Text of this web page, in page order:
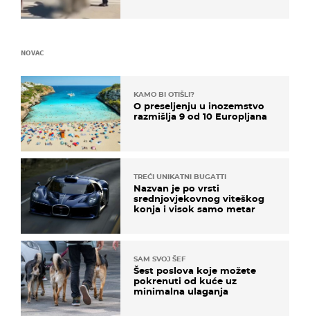
NOVAC
KAMO BI OTIŠLI?
O preseljenju u inozemstvo
razmišlja 9 od 10 Europljana
TREĆI UNIKATNI BUGATTI
Nazvan je po vrsti
srednjovjekovnog viteškog
konja i visok samo metar
SAM SVOJ ŠEF
Šest poslova koje možete
pokrenuti od kuće uz
minimalna ulaganja